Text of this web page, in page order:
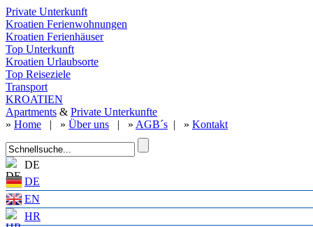
Private Unterkunft
Kroatien Ferienwohnungen
Kroatien Ferienhäuser
Top Unterkunft
Kroatien Urlaubsorte
Top Reiseziele
Transport
KROATIEN
Apartments & Private Unterkunfte
» Home | » Über uns | » AGB´s | » Kontakt
DE
DE
EN
HR